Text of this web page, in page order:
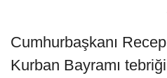
Cumhurbaşkanı
Kurban Bayramı